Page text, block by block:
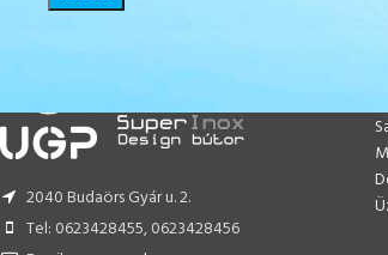
2040 Budaörs Gyár u. 2.
Tel: 0623428455, 0623428456